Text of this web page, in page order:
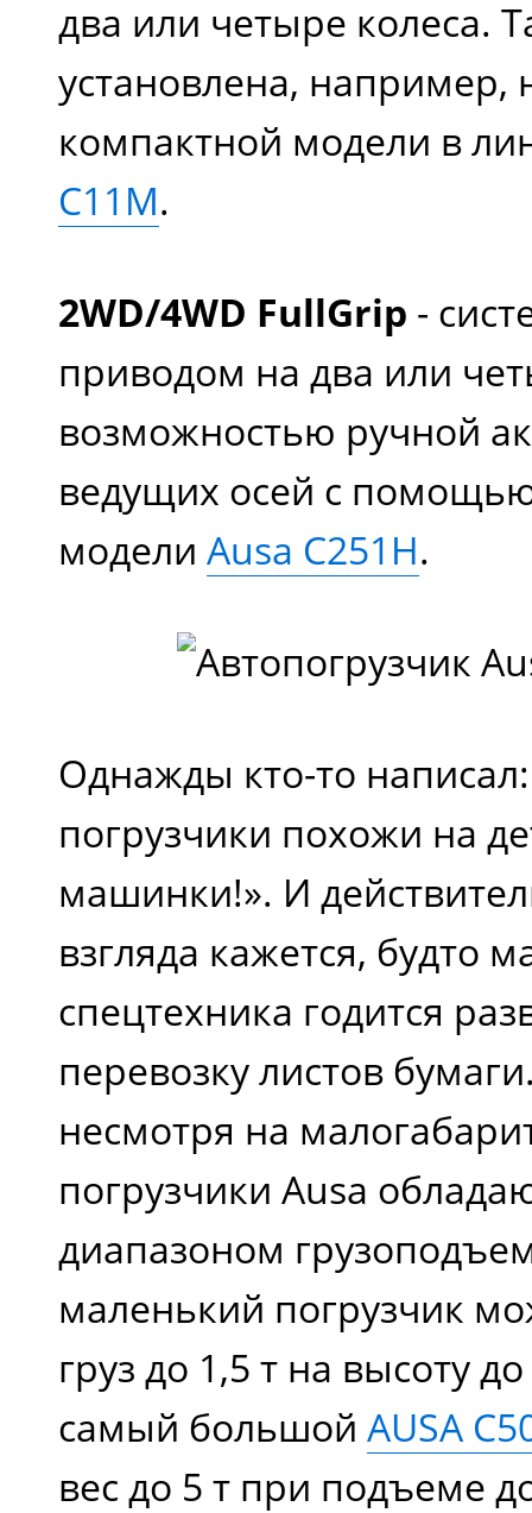
два или четыре колеса.
установлена, например,
компактной модели в
C11M.
2WD/4WD FullGrip -
приводом на два или
возможностью ручной
ведущих осей с
модели Ausa C251H.
Однажды кто-то
погрузчики похожи на
машинки!». И
взгляда кажется, будто
спецтехника годится
перевозку листов
несмотря на
погрузчики Ausa
диапазоном
маленький погрузчик
груз до 1,5 т на высоту
самый большой AUSA
вес до 5 т при подъеме